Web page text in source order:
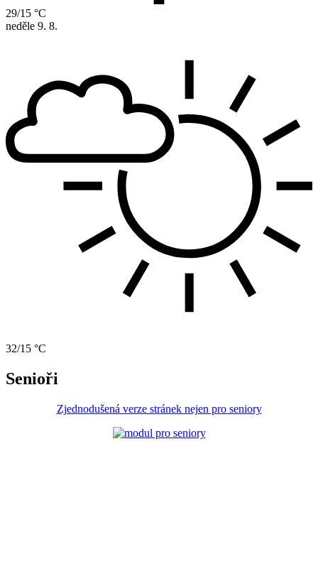
29/15 °C
neděle 9. 8.
32/15 °C
Senioři
Zjednodušená verze stránek nejen pro seniory